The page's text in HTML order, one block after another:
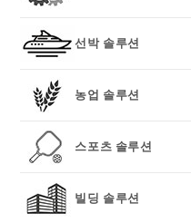
선박 솔루션
농업 솔루션
스포츠 솔루션
빌딩 솔루션